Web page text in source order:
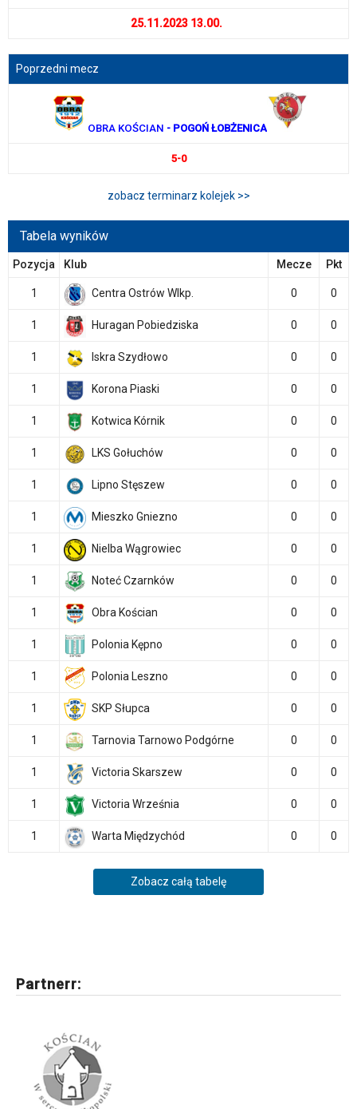
25.11.2023 13.00.
Poprzedni mecz
OBRA KOŚCIAN - POGOŃ ŁOBŻENICA
5-0
zobacz terminarz kolejek >>
Tabela wyników
Pozycja Klub Mecze Pkt
1 Centra Ostrów Wlkp. 0 0
1 Huragan Pobiedziska 0 0
1 Iskra Szydłowo 0 0
1 Korona Piaski 0 0
1 Kotwica Kórnik 0 0
1 LKS Gołuchów 0 0
1 Lipno Stęszew 0 0
1 Mieszko Gniezno 0 0
1 Nielba Wągrowiec 0 0
1 Noteć Czarnków 0 0
1 Obra Kościan 0 0
1 Polonia Kępno 0 0
1 Polonia Leszno 0 0
1 SKP Słupca 0 0
1 Tarnovia Tarnowo Podgórne 0 0
1 Victoria Skarszew 0 0
1 Victoria Września 0 0
1 Warta Międzychód 0 0
Zobacz całą tabelę
Partnerr: